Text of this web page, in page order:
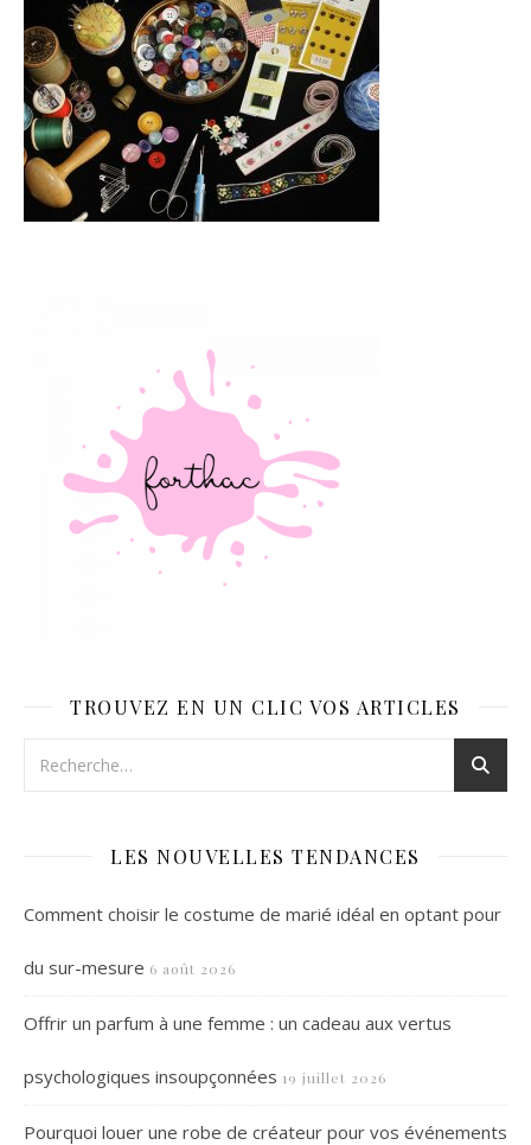
TROUVEZ EN UN CLIC VOS ARTICLES
LES NOUVELLES TENDANCES
Comment choisir le costume de marié idéal en optant pour
du sur-mesure 6 août 2026
Offrir un parfum à une femme : un cadeau aux vertus
psychologiques insoupçonnées 19 juillet 2026
Pourquoi louer une robe de créateur pour vos événements